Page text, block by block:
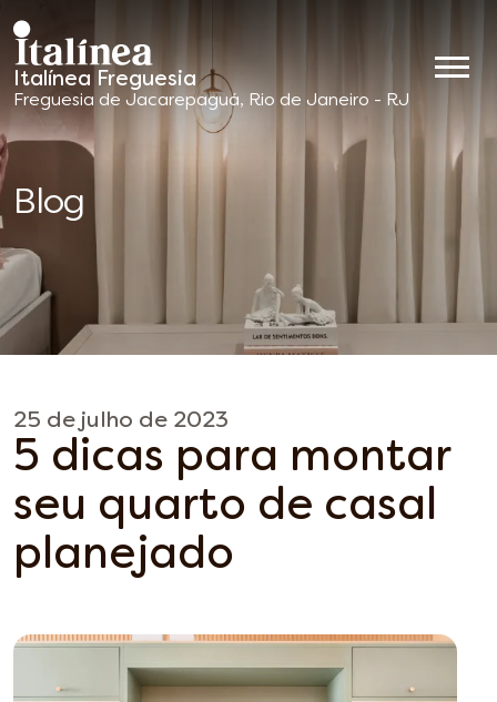
Italínea Freguesia
Móveis
Planejados
Freguesia de Jacarepaguá, Rio de Janeiro - RJ
Blog
25 de julho de 2023
5 dicas para montar
seu quarto de casal
planejado